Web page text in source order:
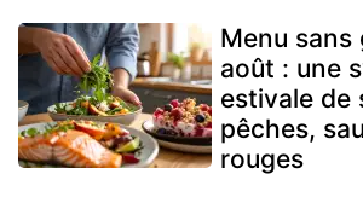
Menu sans
août : une
estivale de
pêches,
rouges